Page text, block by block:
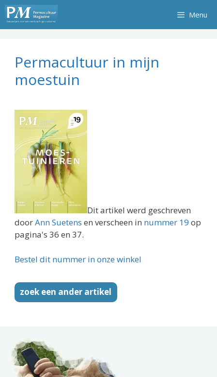
Ga
naar
de
Menu
Permacultuur in mijn
moestuin
Dit artikel werd geschreven
doorAnn Suetens en verscheen in nummer 19 op
pagina's 36 en 37.
Bestel dit nummer in onze winkel
zoek een ander artikel